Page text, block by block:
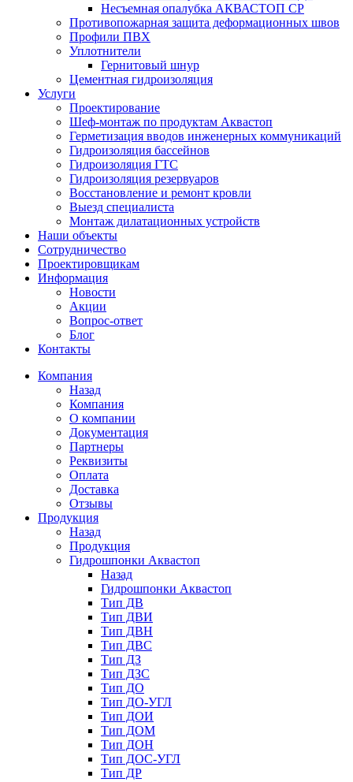
Несъемная опалубка АКВАСТОП СР
Противопожарная защита деформационных швов
Профили ПВХ
Уплотнители
Гернитовый шнур
Цементная гидроизоляция
Услуги
Проектирование
Шеф-монтаж по продуктам Аквастоп
Герметизация вводов инженерных коммуникаций
Гидроизоляция бассейнов
Гидроизоляция ГТС
Гидроизоляция резервуаров
Восстановление и ремонт кровли
Выезд специалиста
Монтаж дилатационных устройств
Наши объекты
Сотрудничество
Проектировщикам
Информация
Новости
Акции
Вопрос-ответ
Блог
Контакты
Компания
Назад
Компания
О компании
Документация
Партнеры
Реквизиты
Оплата
Доставка
Отзывы
Продукция
Назад
Продукция
Гидрошпонки Аквастоп
Назад
Гидрошпонки Аквастоп
Тип ДВ
Тип ДВИ
Тип ДВН
Тип ДВС
Тип ДЗ
Тип ДЗС
Тип ДО
Тип ДО-УГЛ
Тип ДОИ
Тип ДОМ
Тип ДОН
Тип ДОС-УГЛ
Тип ДР